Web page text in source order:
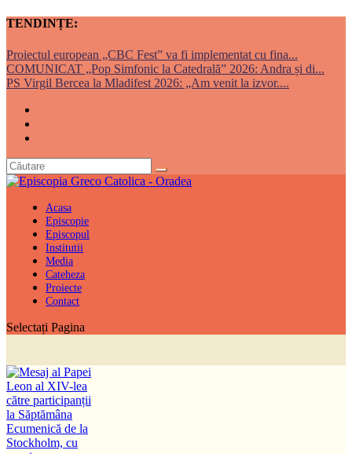
TENDINȚE:
Proiectul european „CBC Fest” va fi implementat cu fina...
COMUNICAT „Pop Simfonic la Catedrală” 2026: Andra și di...
PS Virgil Bercea la Mladifest 2026: „Am venit la izvor....
Acasa
Episcopie
Episcopul
Institutii
Media
Cateheza
Proiecte
Contact
Selectați Pagina